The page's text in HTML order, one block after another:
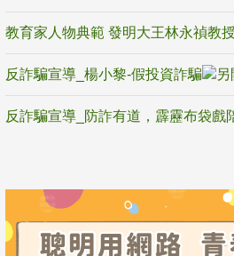
反詐騙宣導_楊小黎-假投資詐騙